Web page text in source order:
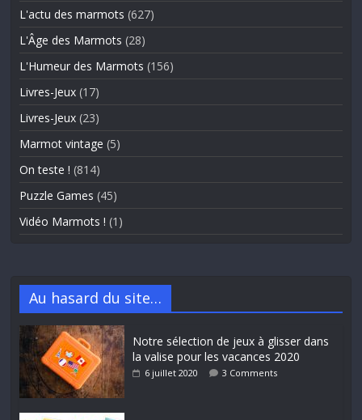
L'actu des marmots (627)
L'Âge des Marmots (28)
L'Humeur des Marmots (156)
Livres-Jeux (17)
Livres-Jeux (23)
Marmot vintage (5)
On teste ! (814)
Puzzle Games (45)
Vidéo Marmots ! (1)
Au hasard du site…
Notre sélection de jeux à glisser dans
la valise pour les vacances 2020
6 juillet 2020 3 Comments